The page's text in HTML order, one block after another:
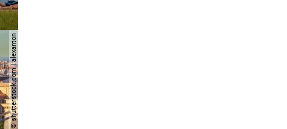
© shutterstock.com | alexanton